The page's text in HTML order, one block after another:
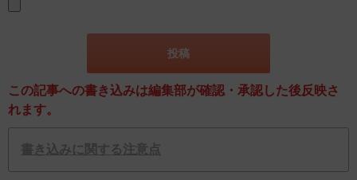
この記事への書き込みは編集部が確認・承認した後反映さ
れます。
書き込みに関する注意点